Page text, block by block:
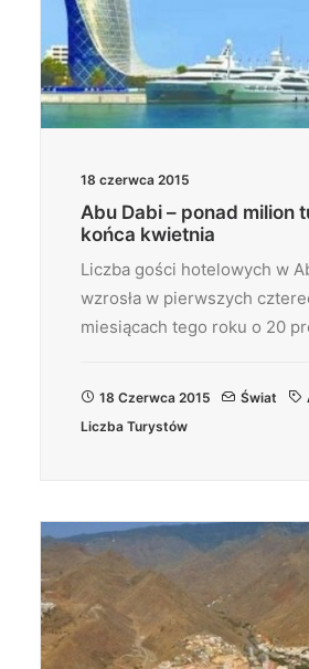
18 czerwca 2015
Abu Dabi – ponad milion
końca kwietnia
Liczba gości hotelowych w
wzrosła w pierwszych
miesiącach tego roku o 20
18 Czerwca 2015 Świat
Liczba Turystów